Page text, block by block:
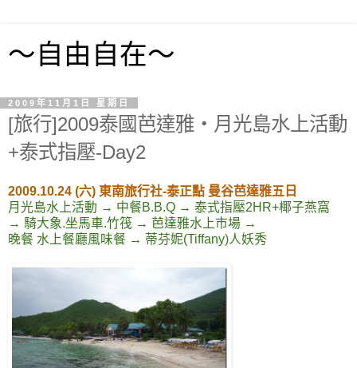
～自由自在～
2009年11月1日 星期日
[旅行]2009泰國芭達雅‧月光島水上活動
+泰式指壓-Day2
2009.10.24 (六) 東南旅行社-泰正點 曼谷芭達雅五日
月光島水上活動 → 中餐B.B.Q → 泰式指壓2HR+椰子燕窩
→ 騎大象.坐馬車.竹筏 → 芭達雅水上市場 →
晚餐 水上餐廳風味餐 → 蒂芬妮(Tiffany)人妖秀